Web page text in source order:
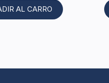
AL CARRO